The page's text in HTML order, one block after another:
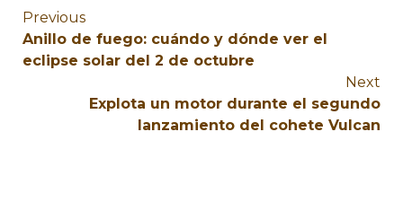
Previous
Anillo de fuego: cuándo y dónde ver el
eclipse solar del 2 de octubre
Next
Explota un motor durante el segundo
lanzamiento del cohete Vulcan